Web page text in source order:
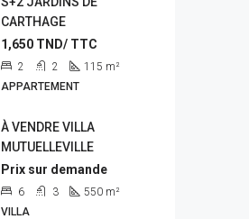
CARTHAGE
1,650 TND/ TTC
2 2 115 m²
APPARTEMENT
À VENDRE VILLA
MUTUELLEVILLE
Prix sur demande
6 3 550 m²
VILLA